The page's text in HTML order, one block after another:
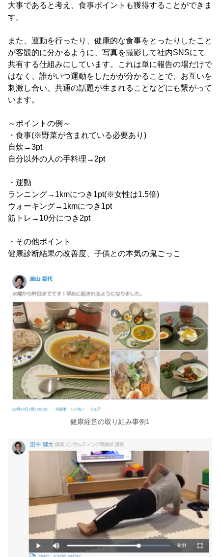
大事であると考え、食事ポイントも獲得することができま
す。
また、運動を行ったり、健康的な食事をとったりしたこと
が客観的に分かるように、写真を撮影して社内SNSにて
共有する仕組みにしています。これは単に報告の場だけで
はなく、誰がいつ運動をしたかが分かることで、お互いを
刺激し合い、共通の話題が生まれることなどにも繋がって
います。
～ポイントの例～
・食事(※野菜が含まれている必要あり)
自炊→3pt
自分以外の人の手料理→2pt
・運動
ランニング→1kmにつき1pt(※女性は1.5倍)
ウォーキング→1kmにつき1pt
筋トレ→10分につき2pt
・その他ポイント
健康診断結果の改善度、子供との本気の鬼ごっこ
健康経営の取り組み事例1